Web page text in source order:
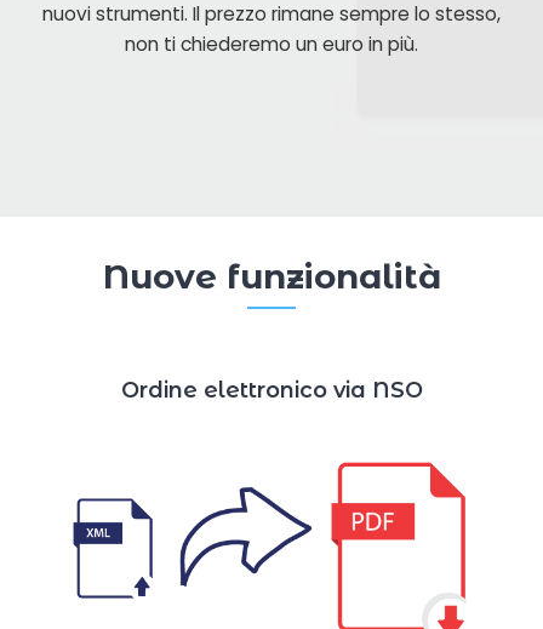
nuovi strumenti. Il prezzo rimane sempre lo stesso,
non ti chiederemo un euro in più.
Nuove funzionalità
Ordine elettronico via NSO